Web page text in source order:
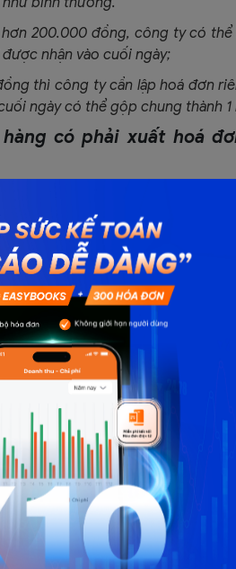
200.000 đồng, công ty có
nhận vào cuối ngày;
thì công ty cần lập hoá đơn
ngày có thể gộp chung thành 1
có phải xuất hoá
lập hoá đơn GTGT, trên hóa
bán hàng hoá, dịch vụ cho